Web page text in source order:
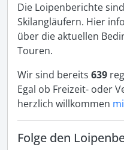
Die Loipenberichte
Skilangläufern. Hier
über die aktuellen
Touren.
Wir sind bereits 639
Egal ob Freizeit- oder
herzlich willkommen
Folge den